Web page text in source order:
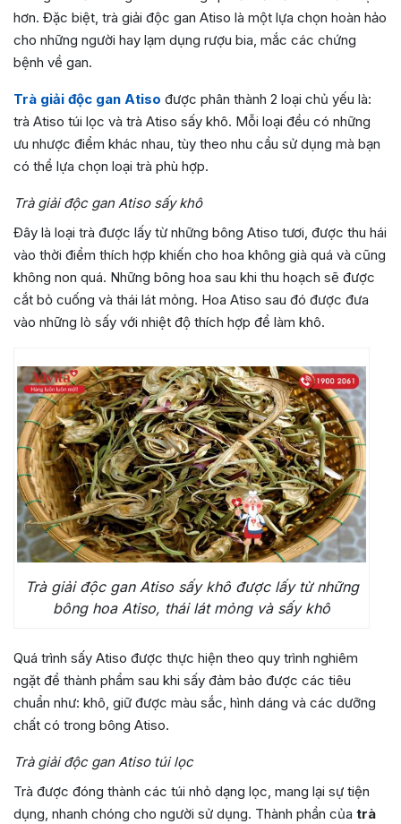
hơn. Đặc biệt, trà giải độc gan Atiso là một lựa chọn hoàn hảo
cho những người hay lạm dụng rượu bia, mắc các chứng
bệnh về gan.
Trà giải độc gan Atiso được phân thành 2 loại chủ yếu là:
trà Atiso túi lọc và trà Atiso sấy khô. Mỗi loại đều có những
ưu nhược điểm khác nhau, tùy theo nhu cầu sử dụng mà bạn
có thể lựa chọn loại trà phù hợp.
Trà giải độc gan Atiso sấy khô
Đây là loại trà được lấy từ những bông Atiso tươi, được thu hái
vào thời điểm thích hợp khiến cho hoa không già quá và cũng
không non quá. Những bông hoa sau khi thu hoạch sẽ được
cắt bỏ cuống và thái lát mỏng. Hoa Atiso sau đó được đưa
vào những lò sấy với nhiệt độ thích hợp để làm khô.
Trà giải độc gan Atiso sấy khô được lấy từ những
bông hoa Atiso, thái lát mỏng và sấy khô
Quá trình sấy Atiso được thực hiện theo quy trình nghiêm
ngặt để thành phẩm sau khi sấy đảm bảo được các tiêu
chuẩn như: khô, giữ được màu sắc, hình dáng và các dưỡng
chất có trong bông Atiso.
Trà giải độc gan Atiso túi lọc
Trà được đóng thành các túi nhỏ dạng lọc, mang lại sự tiện
dụng, nhanh chóng cho người sử dụng. Thành phần của trà